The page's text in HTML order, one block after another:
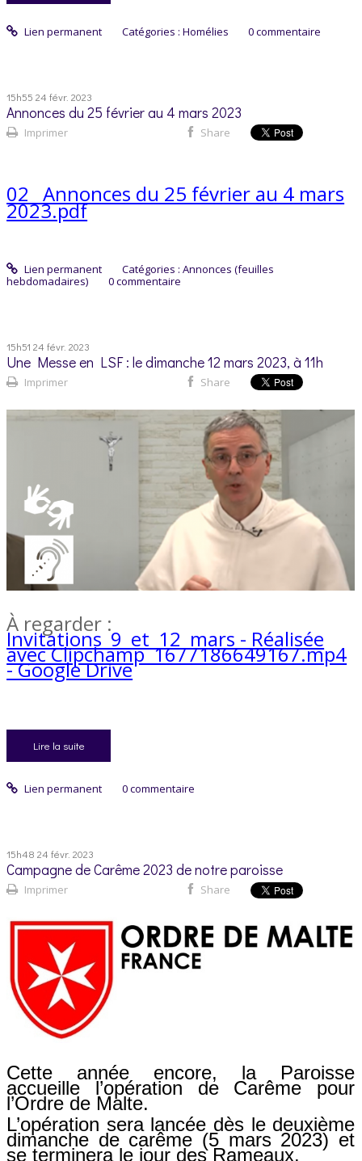
Lien permanent Catégories : Homélies 0commentaire
15h55 24 févr. 2023
Annonces du 25 février au 4 mars 2023
Imprimer Share
02_ Annonces du 25 février au 4 mars
2023.pdf
Lien permanent Catégories : Annonces (feuilles
hebdomadaires)
0commentaire
15h51 24 févr. 2023
Une Messe en LSF : le dimanche 12 mars 2023, à 11h
Imprimer Share
À regarder :
Invitations_9_et_12_mars - Réalisée
avec Clipchamp_1677186649167.mp4
- Google Drive
Lire la suite
Lien permanent 0commentaire
15h48 24 févr. 2023
Campagne de Carême 2023 de notre paroisse
Imprimer Share
Cette année encore, la Paroisse
accueille l’opération de Carême pour
l’Ordre de Malte.
L’opération sera lancée dès le deuxième
dimanche de carême (5 mars 2023) et
se terminera le jour des Rameaux.